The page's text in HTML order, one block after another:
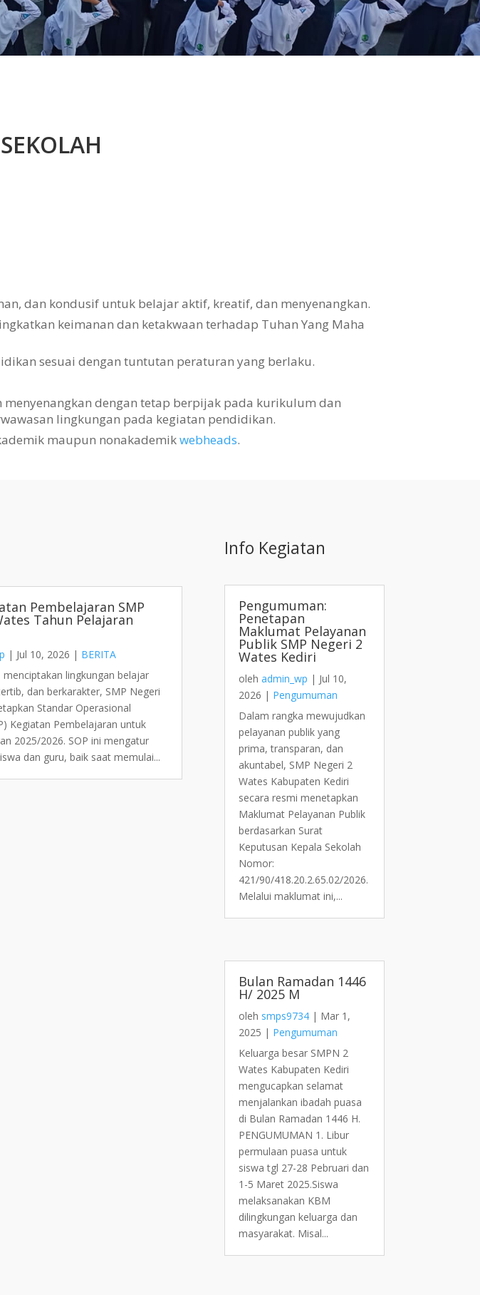
dan kondusif untuk belajar aktif, kreatif, dan menyenangkan.
keimanan dan ketakwaan terhadap Tuhan Yang Maha
sesuai dengan tuntutan peraturan yang berlaku.
dengan tetap berpijak pada kurikulum dan
lingkungan pada kegiatan pendidikan.
maupun nonakademikwebheads.
Pembelajaran SMP
Tahun Pelajaran
| Jul 10, 2026 | BERITA
lingkungan belajar
dan berkarakter, SMP Negeri
Standar Operasional
Kegiatan Pembelajaran untuk
2025/2026. SOP ini mengatur
dan guru, baik saat memulai...
Info Kegiatan
Pengumuman:
Penetapan
Maklumat Pelayanan
Publik SMP Negeri 2
Wates Kediri
olehadmin_wp | Jul 10,
2026 | Pengumuman
Dalam rangka mewujudkan
pelayanan publik yang
prima, transparan, dan
akuntabel, SMP Negeri 2
Wates Kabupaten Kediri
secara resmi menetapkan
Maklumat Pelayanan Publik
berdasarkan Surat
Keputusan Kepala Sekolah
Nomor:
421/90/418.20.2.65.02/2026.
Melalui maklumat ini,...
Bulan Ramadan 1446
H/ 2025 M
oleh smps9734 | Mar 1,
2025 | Pengumuman
Keluarga besar SMPN 2
Wates Kabupaten Kediri
mengucapkan selamat
menjalankan ibadah puasa
di Bulan Ramadan 1446 H.
PENGUMUMAN 1. Libur
permulaan puasa untuk
siswa tgl 27-28 Pebruari dan
1-5 Maret 2025.Siswa
melaksanakan KBM
dilingkungan keluarga dan
masyarakat. Misal...